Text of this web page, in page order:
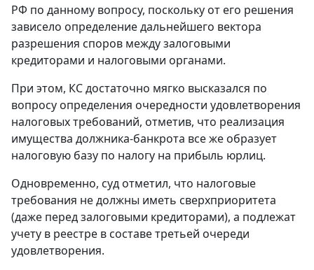
РФ по данному вопросу, поскольку от его решения
зависело определение дальнейшего вектора
разрешения споров между залоговыми
кредиторами и налоговыми органами.
При этом, КС достаточно мягко высказался по
вопросу определения очередности удовлетворения
налоговых требований, отметив, что реализация
имущества должника-банкрота все же образует
налоговую базу по налогу на прибыль юрлиц.
Одновременно, суд отметил, что налоговые
требования не должны иметь сверхприоритета
(даже перед залоговыми кредиторами), а подлежат
учету в реестре в составе третьей очереди
удовлетворения.